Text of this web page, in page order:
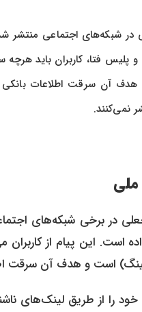
در شبکه‌های اجتماعی منتشر
فتا، کاربران باید هرچه
آن سرقت اطلاعات بانکی
نمی‌کنند.
در برخی شبکه‌های
است. این پیام از کاربران
است و هدف آن سرقت
را از طریق لینک‌های